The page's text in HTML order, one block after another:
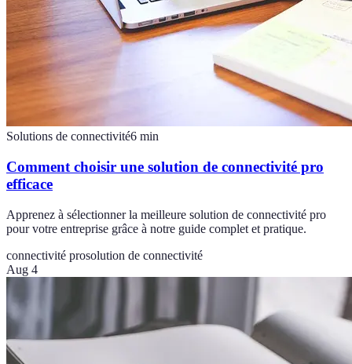
Solutions de connectivité6 min
Comment choisir une solution de connectivité pro
efficace
Apprenez à sélectionner la meilleure solution de connectivité pro
pour votre entreprise grâce à notre guide complet et pratique.
connectivité prosolution de connectivité
Aug 4